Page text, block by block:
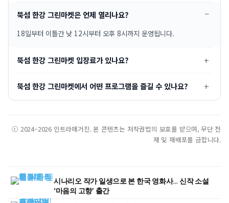
뚝섬 한강 그린마켓은 언제 열리나요?
18일부터 이틀간 낮 12시부터 오후 8시까지 운영됩니다.
뚝섬 한강 그린마켓 입장료가 있나요?
뚝섬 한강 그린마켓에서 어떤 프로그램을 즐길 수 있나요?
ⓒ 2024–2026 인트라매거진. 본 콘텐츠는 저작권법의 보호를 받으며, 무단 전
재 및 재배포를 금합니다.
시나리오 작가 일생으로 본 한국 영화사… 신작 소설
‘마음의 고향’ 출간